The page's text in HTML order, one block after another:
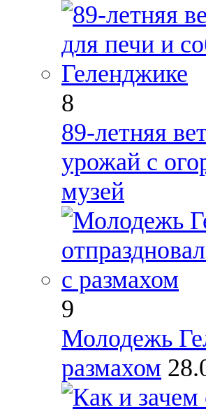
8
89-летняя
урожай с
музей
9
Молодежь
размахом